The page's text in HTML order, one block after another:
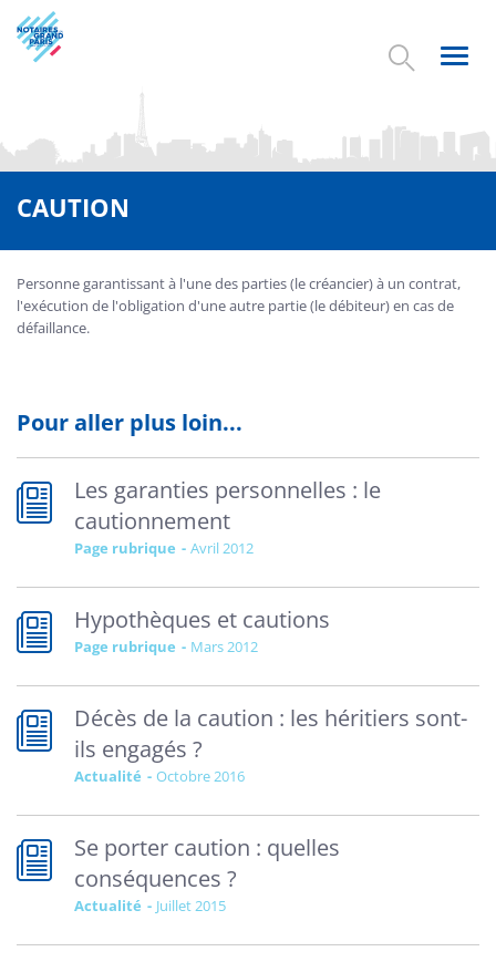
Aller
au
contenu
CAUTION
Personne garantissant à l'une des parties (le créancier) à un contrat,
l'exécution de l'obligation d'une autre partie (le débiteur) en cas de
défaillance.
Pour aller plus loin...
Les garanties personnelles : le
cautionnement
Page rubrique avril 2012
Hypothèques et cautions
Page rubrique mars 2012
Décès de la caution : les héritiers sont-
ils engagés ?
Actualité octobre 2016
Se porter caution : quelles
conséquences ?
Actualité juillet 2015